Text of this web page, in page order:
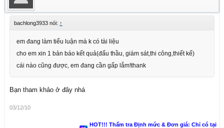
bachlong3933 nói: ↑
em đang làm tiểu luận mà k có tài liệu
cho em xin 1 bản báo kết quả(đấu thầu, giám sát,thi công,thiết kế)
cái nào cũng được, em đang cần gấp lắm!thank
Bạn tham khảo ở đây nhá
03/12/10
HOT!!! Thẩm tra Định mức & Đơn giá: Chỉ có tại